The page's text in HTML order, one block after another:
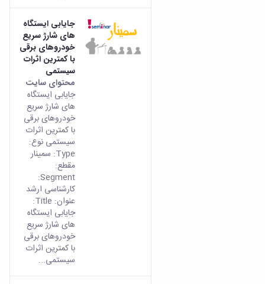
جایابی ایستگاه
های شارژ سریع
خودروهای برقی
با کمترین اثرات
سیستمی
محتوای سایت
جایابی ایستگاه
های شارژ سریع
خودروهای برقی
با کمترین اثرات
سیستمی نوع:
Type: سمینار
مقطع:
Segment:
کارشناسی ارشد
عنوان: Title:
جایابی ایستگاه
های شارژ سریع
خودروهای برقی
با کمترین اثرات
سیستمی...